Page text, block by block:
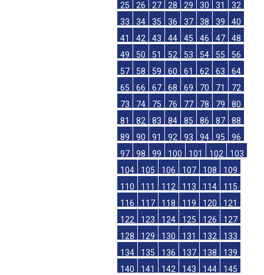
25
26 27 28 29 30 31
32
33
34 35 36 37 38 39
40
41
42 43 44 45 46 47
48
49
50 51 52 53 54 55
56
57
58 59 60 61 62 63
64
65
66 67 68 69 70 71
72
73
74 75 76 77 78 79
80
81
82 83 84 85 86 87
88
89
90 91 92 93 94 95
96
97
98 99 100 101 102
103
104
105 106 107 108
109
110
111 112 113 114
115
116
117 118 119 120
121
122
123 124 125 126
127
128
129 130 131 132
133
134
135 136 137 138
139
140
141 142 143 144
145